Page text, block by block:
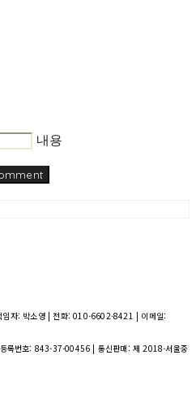
내용
임자: 박소영 | 전화: 010-6602-8421 | 이메일:
록번호: 843-37-00456 | 통신판매:제 2018-서울중